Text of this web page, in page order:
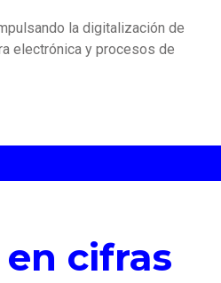
la digitalización de
electrónica y procesos de
en cifras